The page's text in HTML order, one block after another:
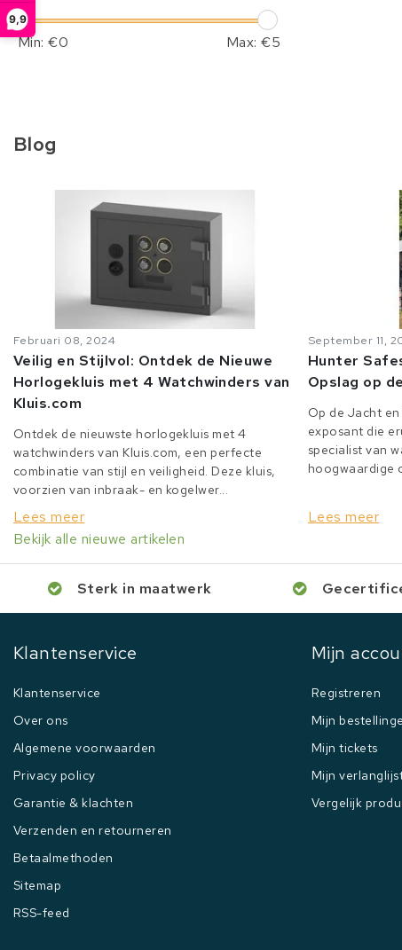
9,9
Min: €0 Max: €5
Blog
Februari 08, 2024
Veilig en Stijlvol: Ontdek de Nieuwe
Horlogekluis met 4 Watchwinders van
Kluis.com
Ontdek de nieuwste horlogekluis met 4
watchwinders van Kluis.com, een perfecte
combinatie van stijl en veiligheid. Deze kluis,
voorzien van inbraak- en kogelwer...
Lees meer
September 11,
Hunter
Opslag op
Op de Jacht
exposant die
specialist van
hoogwaardige
Lees meer
Bekijk alle nieuwe artikelen
Sterk in maatwerk
Klantenservice
Klantenservice
Over ons
Algemene voorwaarden
Privacy policy
Garantie & klachten
Verzenden en retourneren
Betaalmethoden
Sitemap
RSS-feed
Mijn
Registreren
Mijn
Mijn tickets
Mijn
Vergelijk